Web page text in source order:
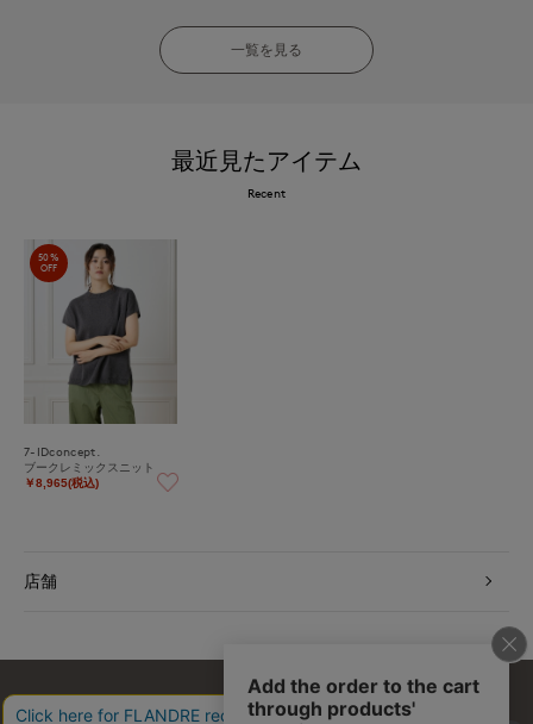
一覧を見る
最近見たアイテム
Recent
50%
OFF
7-IDconcept.
ブークレミックスニット
￥8,965(税込)
店舗